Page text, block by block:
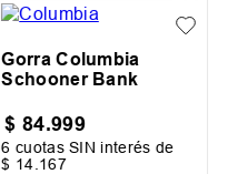
Gorra Columbia
Schooner Bank
$ 84.999
6 cuotas SIN interés de
$ 14 167